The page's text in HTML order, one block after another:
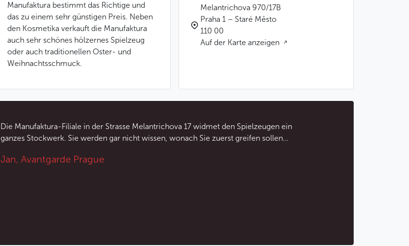
Manufaktura bestimmt das Richtige und
das zu einem sehr günstigen Preis. Neben
den Kosmetika verkauft die Manufaktura
auch sehr schönes hölzernes Spielzeug
oder auch traditionellen Oster- und
Weihnachtsschmuck.
Melantrichova 970/17B
Praha 1 – Staré Město
110 00
Auf der Karte anzeigen
Die Manufaktura-Filiale in der Strasse Melantrichova 17 widmet den Spielzeugen ein
ganzes Stockwerk. Sie werden gar nicht wissen, wonach Sie zuerst greifen sollen…
Jan, Avantgarde Prague